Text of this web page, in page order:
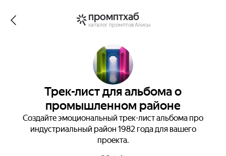
промптхаб
каталог промптов Алисы
Трек-лист для альбома о
промышленном районе
Создайте эмоциональный трек-лист альбома про
индустриальный район 1982 года для вашего
проекта.